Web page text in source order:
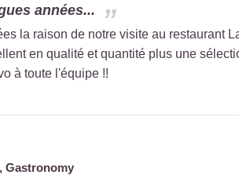
années...
la raison de notre visite au restaurant
en qualité et quantité plus une
à toute l'équipe !!
Gastronomy